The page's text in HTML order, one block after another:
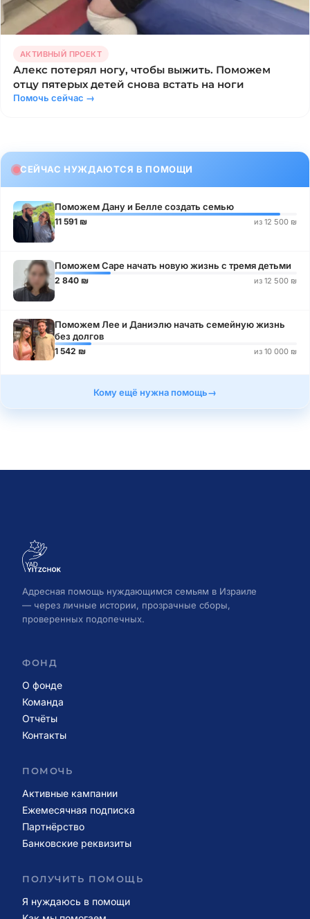
АКТИВНЫЙ ПРОЕКТ
Алекс потерял ногу, чтобы выжить. Поможем
отцу пятерых детей снова встать на ноги
Помочь сейчас
СЕЙЧАС НУЖДАЮТСЯ В ПОМОЩИ
Поможем Дану и Белле создать семью
11 591 ₪ из 12 500 ₪
Поможем Саре начать новую жизнь с тремя детьми
2 840 ₪ из 12 500 ₪
Поможем Лее и Даниэлю начать семейную жизнь
без долгов
1 542 ₪ из 10 000 ₪
Кому ещё нужна помощь
Адресная помощь нуждающимся семьям в Израиле
— через личные истории, прозрачные сборы,
проверенных подопечных.
ФОНД
О фонде
Команда
Отчёты
Контакты
ПОМОЧЬ
Активные кампании
Ежемесячная подписка
Партнёрство
Банковские реквизиты
ПОЛУЧИТЬ ПОМОЩЬ
Я нуждаюсь в помощи